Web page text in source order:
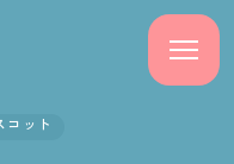
コット